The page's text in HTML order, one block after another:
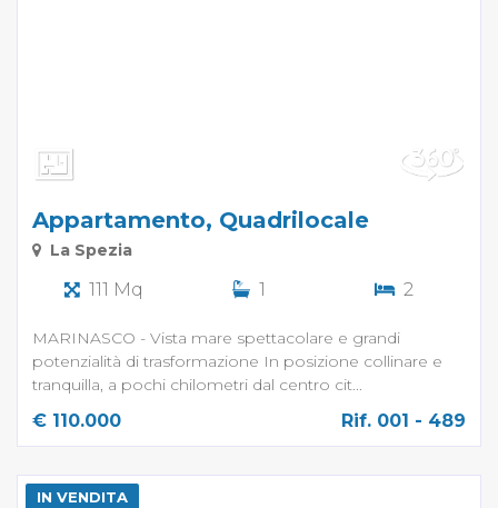
Appartamento, Quadrilocale
La Spezia
111 Mq 1 2
MARINASCO - Vista mare spettacolare e grandi
potenzialità di trasformazione In posizione collinare e
tranquilla, a pochi chilometri dal centro cit...
€ 110.000 Rif. 001 - 489
IN VENDITA